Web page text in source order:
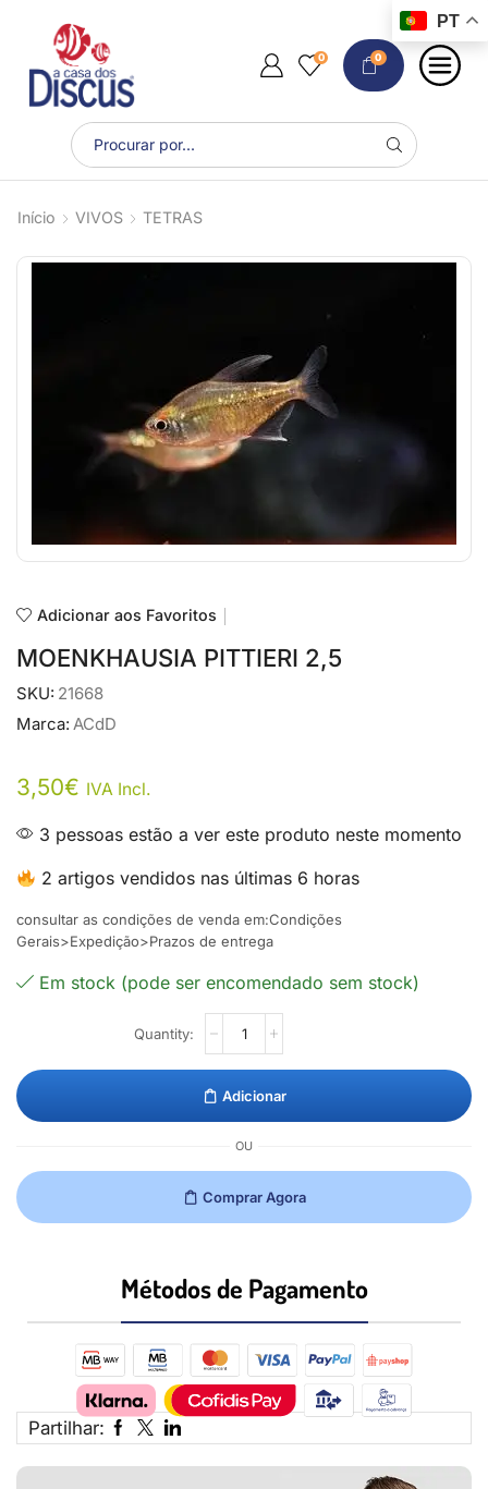
0 0
Início VIVOS TETRAS
Adicionar aos Favoritos
MOENKHAUSIA PITTIERI 2,5
SKU: 21668
Marca: ACdD
3,50€ IVA Incl.
3 pessoas estão a ver este produto neste momento
2 artigos vendidos nas últimas 6 horas
consultar as condições de venda em:Condições
Gerais>Expedição>Prazos de entrega
Em stock (pode ser encomendado sem stock)
Adicionar
OU
Comprar Agora
Métodos de Pagamento​
Partilhar:
PT